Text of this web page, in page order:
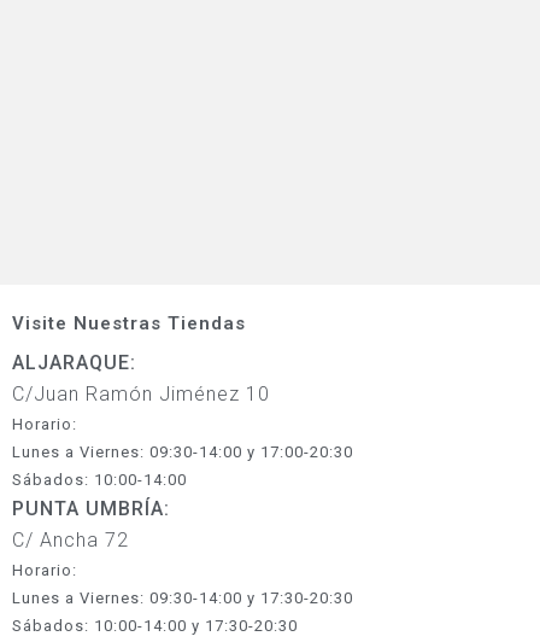
Visite Nuestras Tiendas
ALJARAQUE:
C/Juan Ramón Jiménez 10
Horario:
Lunes a Viernes: 09:30-14:00 y 17:00-20:30
Sábados: 10:00-14:00
PUNTA UMBRÍA:
C/ Ancha 72
Horario:
Lunes a Viernes: 09:30-14:00 y 17:30-20:30
Sábados: 10:00-14:00 y 17:30-20:30